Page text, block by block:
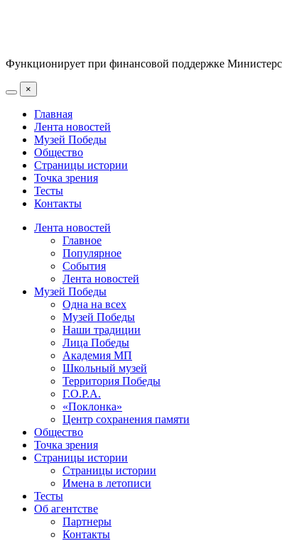
Функционирует при финансовой поддержке
×
Главная
Лента новостей
Музей Победы
Общество
Страницы истории
Точка зрения
Тесты
Контакты
Лента новостей
Главное
Популярное
События
Лента новостей
Музей Победы
Одна на всех
Музей Победы
Наши традиции
Лица Победы
Академия МП
Школьный музей
Территория Победы
Г.О.Р.А.
«Поклонка»
Центр сохранения памяти
Общество
Точка зрения
Страницы истории
Страницы истории
Имена в летописи
Тесты
Об агентстве
Партнеры
Контакты